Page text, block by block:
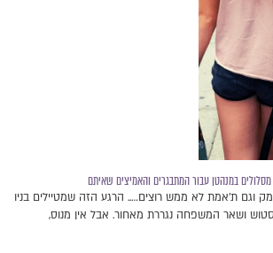
וגם ת'אמת לא ממש רוצים….. הרגע הזה שמטיילים בניו
ושאר המשפחה נגררת מאחור. אבל אין מנוס,